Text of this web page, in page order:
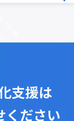
支援は
ください